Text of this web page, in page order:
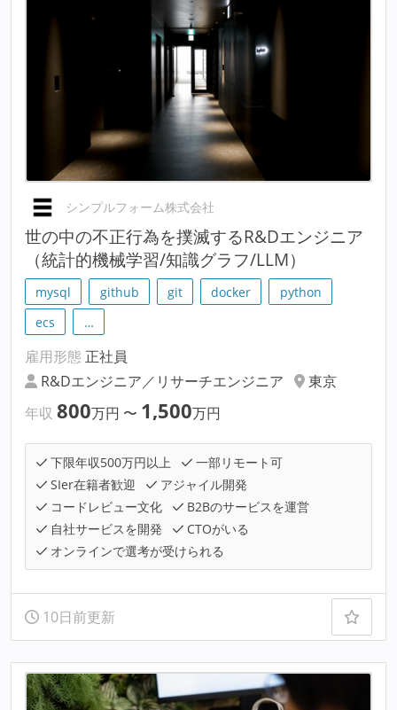
シンプルフォーム株式会社
世の中の不正行為を撲滅するR&Dエンジニア
（統計的機械学習/知識グラフ/LLM）
mysql github git docker
python
ecs
…
雇用形態 正社員
R&Dエンジニア／リサーチエンジニア
東京
年収 800万円 〜 1,500万円
下限年収500万円以上
一部リモート可
SIer在籍者歓迎
アジャイル開発
コードレビュー文化
B2Bのサービスを運営
自社サービスを開発
CTOがいる
オンラインで選考が受けられる
10日前更新